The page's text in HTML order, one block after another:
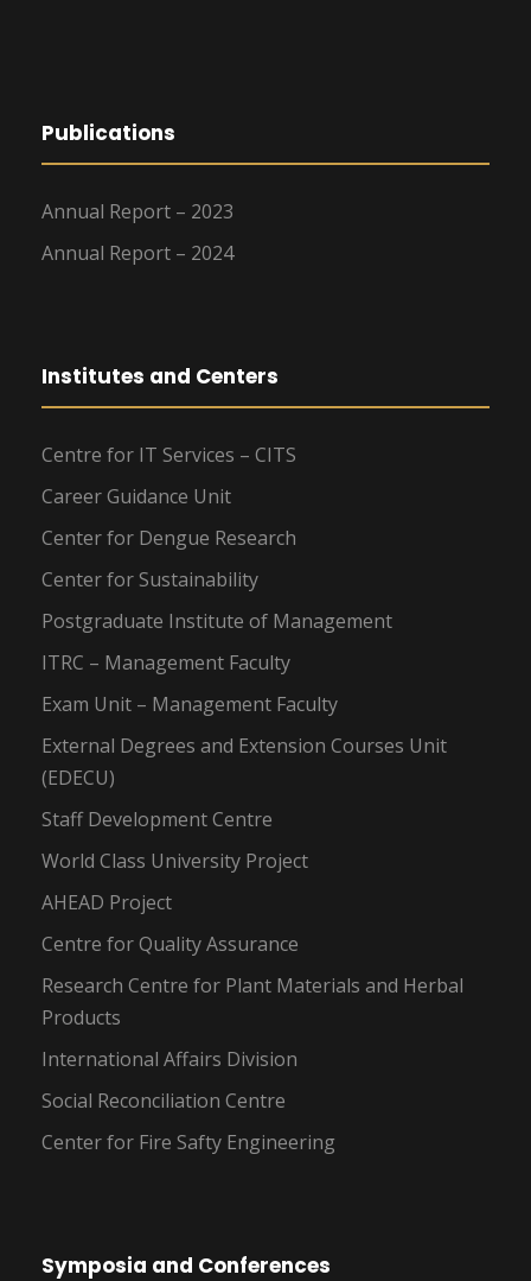
Publications
Annual Report – 2023
Annual Report – 2024
Institutes and Centers
Centre for IT Services – CITS
Career Guidance Unit
Center for Dengue Research
Center for Sustainability
Postgraduate Institute of Management
ITRC – Management Faculty
Exam Unit – Management Faculty
External Degrees and Extension Courses Unit
(EDECU)
Staff Development Centre
World Class University Project
AHEAD Project
Centre for Quality Assurance
Research Centre for Plant Materials and Herbal
Products
International Affairs Division
Social Reconciliation Centre
Center for Fire Safty Engineering
Symposia and Conferences